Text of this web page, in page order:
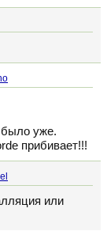
было уже.
прибивает!!!
или